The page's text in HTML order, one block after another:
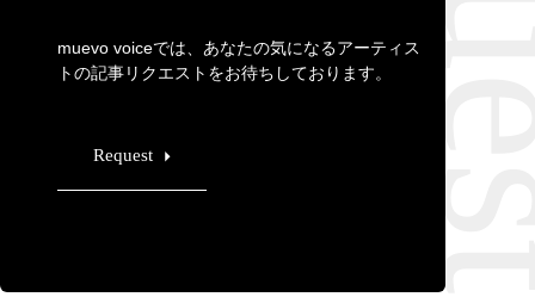
muevo voiceでは、あなたの気になるアーティス
トの記事リクエストをお待ちしております。
Request